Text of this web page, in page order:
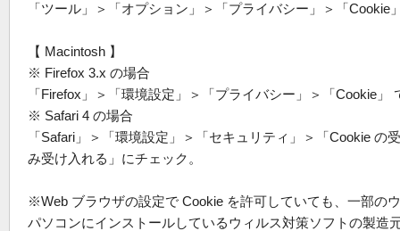
「ツール」＞「オプション」＞「プライバシー」＞「
【 Macintosh 】
※ Firefox 3.x の場合
「Firefox」＞「環境設定」＞「プライバシー」＞「Cookie
※ Safari 4 の場合
「Safari」＞「環境設定」＞「セキュリティ」＞「Cookie
み受け入れる」にチェック。
※Web ブラウザの設定で Cookie を許可していても、一部の
パソコンにインストールしているウィルス対策ソフトの製造